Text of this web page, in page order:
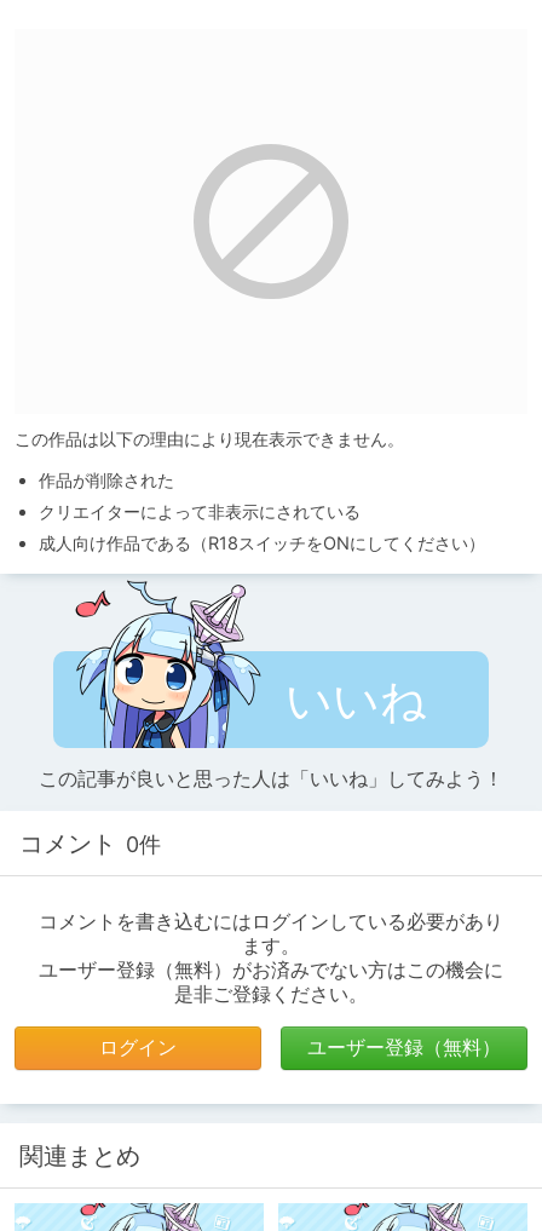
この作品は以下の理由により現在表示できません。
作品が削除された
クリエイターによって非表示にされている
成人向け作品である（R18スイッチをONにしてください）
いいね
この記事が良いと思った人は「いいね」してみよう！
コメント 0件
コメントを書き込むにはログインしている必要があり
ます。
ユーザー登録（無料）がお済みでない方はこの機会に
是非ご登録ください。
ログイン ユーザー登録（無料）
関連まとめ